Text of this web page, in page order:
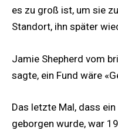
es zu groß ist, um sie
Standort, ihn später
Jamie Shepherd vom
sagte, ein Fund wäre
Das letzte Mal, dass
geborgen wurde, war